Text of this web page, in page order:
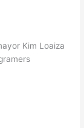
Kim Loaiza